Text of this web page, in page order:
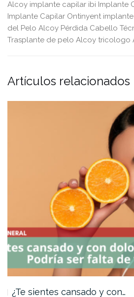
Alcoy implante capilar ibi Implante
Implante Capilar Ontinyent
del Pelo Alcoy Pérdida Cabello
Trasplante de pelo Alcoy tricologo
Artículos relacionados
¿Te sientes cansado y con…